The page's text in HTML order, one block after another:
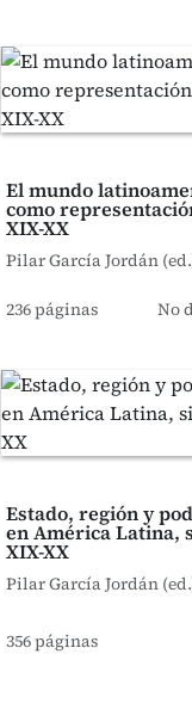
El mundo
como
XIX-XX
Pilar García Jordán
236 páginas No
Estado, región y
en América Latina,
XIX-XX
Pilar García Jordán
356 páginas